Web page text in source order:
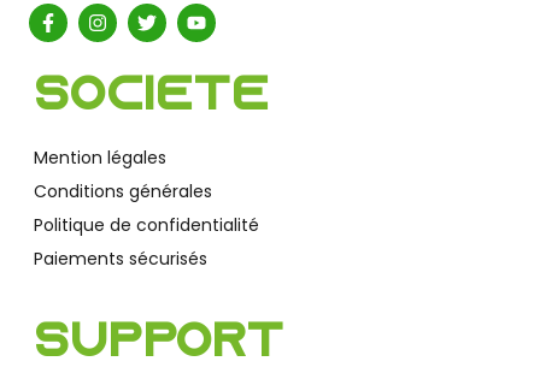
Société
Mention légales
Conditions générales
Politique de confidentialité
Paiements sécurisés
Support